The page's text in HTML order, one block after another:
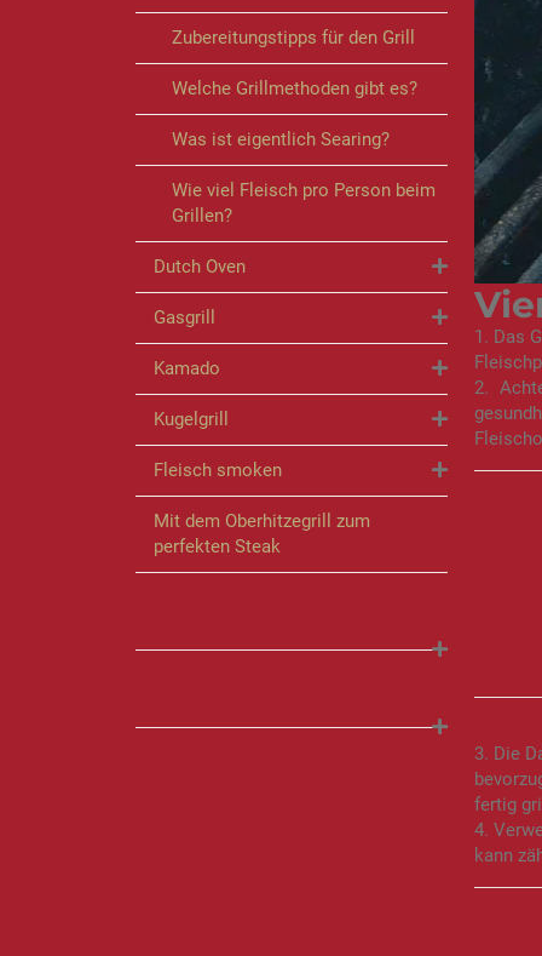
1. Das
2.
3. Die
fertig
4.
kann
Zubereitungstipps für den Grill
Welche Grillmethoden gibt es?
Was ist eigentlich Searing?
Wie viel Fleisch pro Person beim
Grillen?
Dutch Oven
Gasgrill
Kamado
Kugelgrill
Fleisch smoken
Mit dem Oberhitzegrill zum
perfekten Steak